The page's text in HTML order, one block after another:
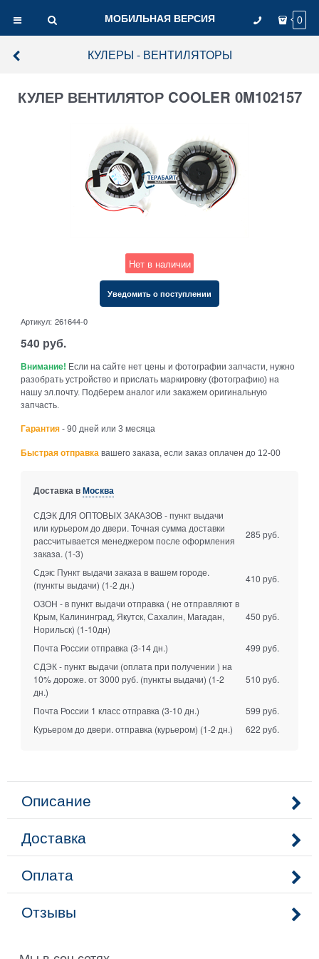
МОБИЛЬНАЯ ВЕРСИЯ 0
КУЛЕРЫ - ВЕНТИЛЯТОРЫ
КУЛЕР ВЕНТИЛЯТОР COOLER 0M102157
Нет в наличии
Уведомить о поступлении
Артикул: 261644-0
540 руб.
Внимание! Если на сайте нет цены и фотографии запчасти, нужно
разобрать устройство и прислать маркировку (фотографию) на
нашу эл.почту. Подберем аналог или закажем оригинальную
запчасть.
Гарантия - 90 дней или 3 месяца
Быстрая отправка вашего заказа, если заказ оплачен до 12-00
Доставка вМосква
СДЭК ДЛЯ ОПТОВЫХ ЗАКАЗОВ - пункт выдачи
или курьером до двери. Точная сумма доставки
рассчитывается менеджером после оформления
заказа. (1-3)
285 руб.
Сдэк: Пункт выдачи заказа в вашем городе.
(пункты выдачи) (1-2 дн.)
410 руб.
ОЗОН - в пункт выдачи отправка ( не отправляют в
Крым, Калининград, Якутск, Сахалин, Магадан,
Норильск) (1-10дн)
450 руб.
Почта России отправка (3-14 дн.)
499 руб.
СДЭК - пункт выдачи (оплата при получении ) на
10% дороже. от 3000 руб. (пункты выдачи) (1-2
дн.)
510 руб.
Почта России 1 класс отправка (3-10 дн.)
599 руб.
Курьером до двери. отправка (курьером) (1-2 дн.) 622 руб.
Описание
Доставка
Оплата
Отзывы